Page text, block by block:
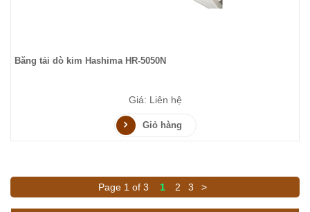
Băng tải dò kim Hashima HR-5050N
Giá: Liên hệ
Giỏ hàng
Page 1 of 3 1 2 3 >